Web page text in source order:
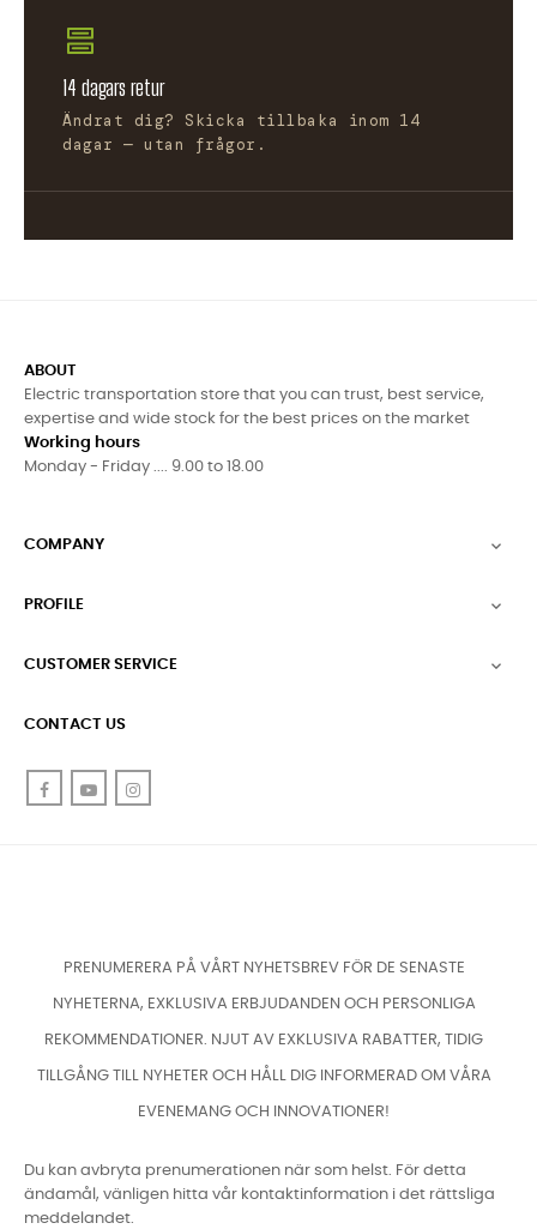
14 dagars retur
Ändrat dig? Skicka tillbaka inom 14
dagar — utan frågor.
ABOUT
Electric transportation store that you can trust, best service,
expertise and wide stock for the best prices on the market
Working hours
Monday - Friday .... 9.00 to 18.00
COMPANY 
PROFILE 
CUSTOMER SERVICE 
CONTACT US
FacebookYouTube
PRENUMERERA PÅ VÅRT NYHETSBREV FÖR DE SENASTE
NYHETERNA, EXKLUSIVA ERBJUDANDEN OCH PERSONLIGA
REKOMMENDATIONER. NJUT AV EXKLUSIVA RABATTER, TIDIG
TILLGÅNG TILL NYHETER OCH HÅLL DIG INFORMERAD OM VÅRA
EVENEMANG OCH INNOVATIONER!
Du kan avbryta prenumerationen när som helst. För detta
ändamål, vänligen hitta vår kontaktinformation i det rättsliga
meddelandet.